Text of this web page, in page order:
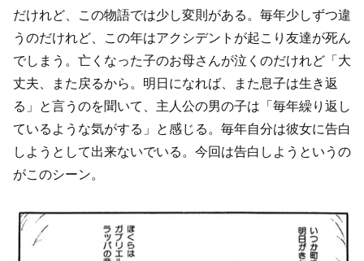
だけれど、この物語では少し変則がある。毎年少しずつ違
うのだけれど、この年はアクシデントが起こり友達が死ん
でしまう。亡くなった子のお母さんが泣くのだけれど「大
丈夫、また戻るから。明日になれば、また息子は生き返
る」と言うのを聞いて、主人公の男の子は「毎年繰り返し
ているような気がする」と感じる。毎年自分は彼女に告白
しようとして出来ないでいる。今回は告白しようというの
がこのシーン。